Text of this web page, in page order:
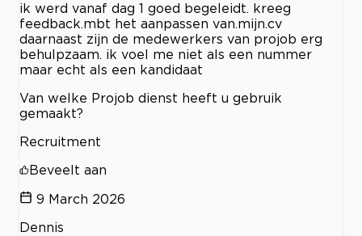
ik werd vanaf dag 1 goed begeleidt. kreeg
feedback.mbt het aanpassen van.mijn.cv
daarnaast zijn de medewerkers van projob erg
behulpzaam. ik voel me niet als een nummer
maar echt als een kandidaat
Van welke Projob dienst heeft u gebruik
gemaakt?
Recruitment
Beveelt aan
9 March 2026
Dennis